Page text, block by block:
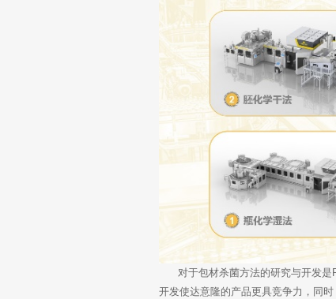
对于包材杀菌方法的研究与开发是
开发使达意隆的产品更具竞争力，同